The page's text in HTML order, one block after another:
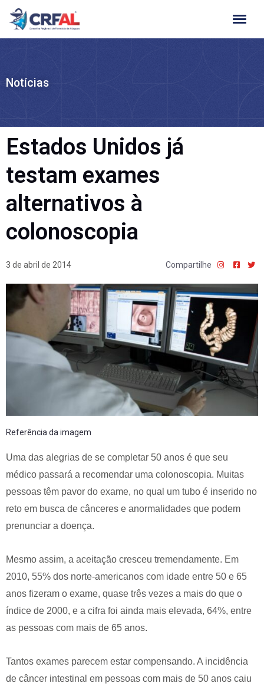
Ir
para
Notícias
Estados Unidos já
testam exames
alternativos à
colonoscopia
3 de abril de 2014 Compartilhe
Referência da imagem
Uma das alegrias de se completar 50 anos é que seu
médico passará a recomendar uma colonoscopia. Muitas
pessoas têm pavor do exame, no qual um tubo é inserido no
reto em busca de cânceres e anormalidades que podem
prenunciar a doença.
Mesmo assim, a aceitação cresceu tremendamente. Em
2010, 55% dos norte-americanos com idade entre 50 e 65
anos fizeram o exame, quase três vezes a mais do que o
índice de 2000, e a cifra foi ainda mais elevada, 64%, entre
as pessoas com mais de 65 anos.
Tantos exames parecem estar compensando. A incidência
de câncer intestinal em pessoas com mais de 50 anos caiu